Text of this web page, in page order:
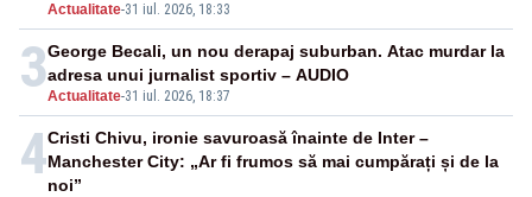
Actualitate-31 iul. 2026, 18:33
3Actualitate-31 iul. 2026, 18:37
George Becali, un nou derapaj suburban. Atac murdar la
adresa unui jurnalist sportiv – AUDIO
4Cristi Chivu, ironie savuroasă înainte de Inter –
Manchester City: „Ar fi frumos să mai cumpărați și de la
noi”